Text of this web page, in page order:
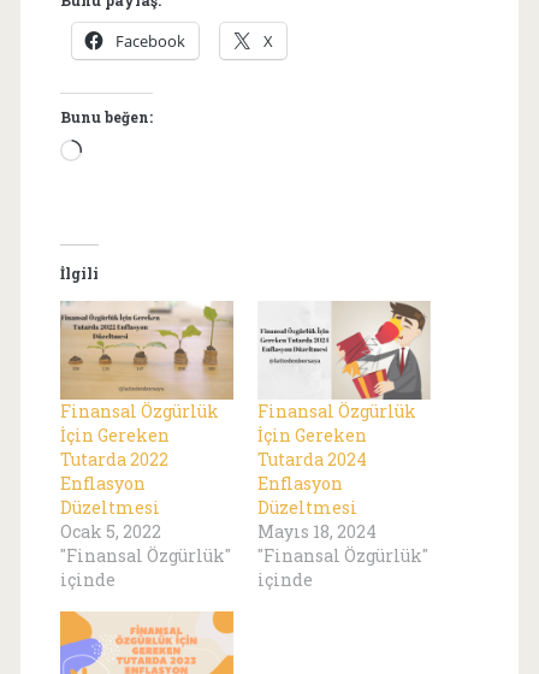
Facebook X
Bunu beğen:
Yükleniyor...
İlgili
Finansal Özgürlük
İçin Gereken
Tutarda 2022
Enflasyon
Düzeltmesi
Ocak 5, 2022
"Finansal Özgürlük"
içinde
Finansal Özgürlük
İçin Gereken
Tutarda 2024
Enflasyon
Düzeltmesi
Mayıs 18, 2024
"Finansal Özgürlük"
içinde